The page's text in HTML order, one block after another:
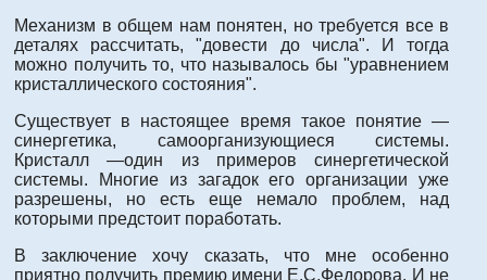
Механизм в общем нам понятен, но требуется все в
деталях рассчитать, "довести до числа". И тогда
можно получить то, что называлось бы "уравнением
кристаллического состояния".
Существует в настоящее время такое понятие —
синергетика, самоорганизующиеся системы.
Кристалл —один из примеров синергетической
системы. Многие из загадок его организации уже
разрешены, но есть еще немало проблем, над
которыми предстоит поработать.
В заключение хочу сказать, что мне особенно
приятно получить премию имени Е.С.Федорова. И не